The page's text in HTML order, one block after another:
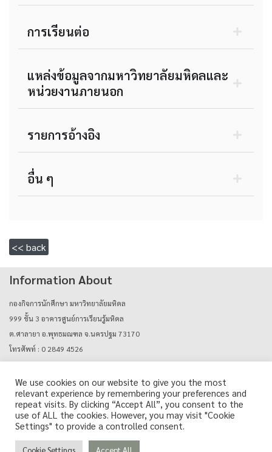
การเรียนต่อ
แหล่งข้อมูลจากมหาวิทยาลัยมหิดลและ
หน่วยงานภายนอก
รายการอ้างอิง
อื่น ๆ
<< back
Information About
กองกิจการนักศึกษา มหาวิทยาลัยมหิดล
999 ชั้น 3 อาคารศูนย์การเรียนรู้มหิดล
ต.ศาลายา อ.พุทธมณฑล จ.นครปฐม 73170
โทรศัพท์ : 0 2849 4526
E-mail : mahidolcareers@mahidol.ac.th
Login with mu_authen
We use cookies on our website to give you the most
relevant experience by remembering your preferences and
repeat visits. By clicking “Accept All”, you consent to the
use of ALL the cookies. However, you may visit "Cookie
Settings" to provide a controlled consent.
Cookie Settings Accept All